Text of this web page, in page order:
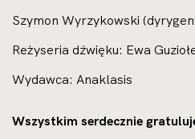
Szymon Wyrzykowski
Reżyseria dźwięku: Ewa
Wydawca: Anaklasis
Wszystkim serdecznie